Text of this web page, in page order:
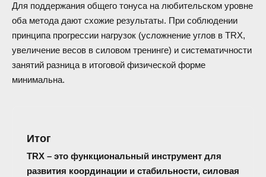
Для поддержания общего тонуса на любительском уровне
оба метода дают схожие результаты. При соблюдении
принципа прогрессии нагрузок (усложнение углов в TRX,
увеличение весов в силовом тренинге) и систематичности
занятий разница в итоговой физической форме
минимальна.
Итог
TRX – это функциональный инструмент для
развития координации и стабильности, силовая